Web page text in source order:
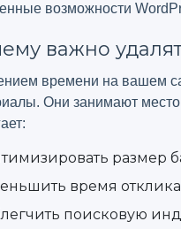
возможности
важно
времени на вашем
Они занимают место
размер
время отклика
поисковую